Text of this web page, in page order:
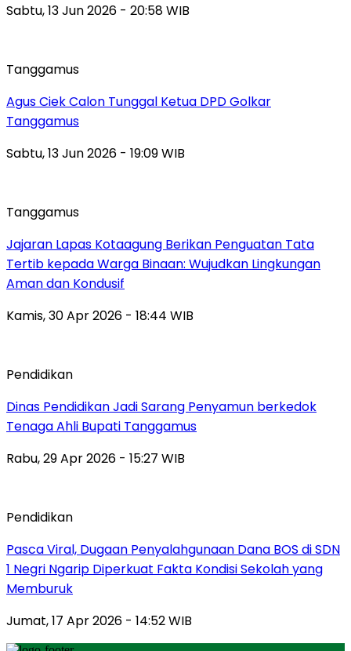
Sabtu, 13 Jun 2026 - 20:58 WIB
Tanggamus
Agus Ciek Calon Tunggal Ketua DPD Golkar
Tanggamus
Sabtu, 13 Jun 2026 - 19:09 WIB
Tanggamus
Jajaran Lapas Kotaagung Berikan Penguatan Tata
Tertib kepada Warga Binaan: Wujudkan Lingkungan
Aman dan Kondusif
Kamis, 30 Apr 2026 - 18:44 WIB
Pendidikan
Dinas Pendidikan Jadi Sarang Penyamun berkedok
Tenaga Ahli Bupati Tanggamus
Rabu, 29 Apr 2026 - 15:27 WIB
Pendidikan
Pasca Viral, Dugaan Penyalahgunaan Dana BOS di SDN
1 Negri Ngarip Diperkuat Fakta Kondisi Sekolah yang
Memburuk
Jumat, 17 Apr 2026 - 14:52 WIB